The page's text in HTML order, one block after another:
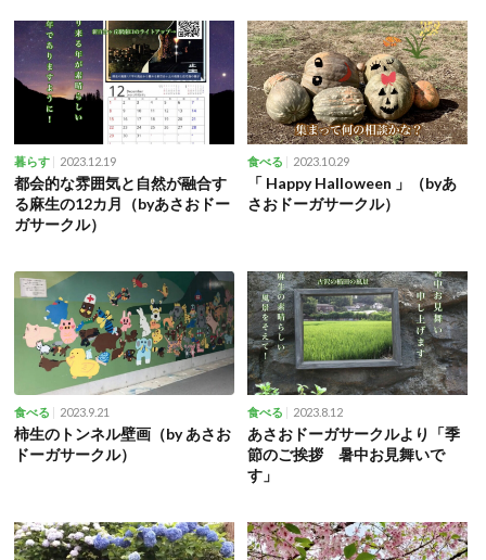
暮らす 2023.12.19
都会的な雰囲気と自然が融合す
る麻生の12カ月（byあさおドー
ガサークル）
食べる 2023.10.29
「 Happy Halloween 」（byあ
さおドーガサークル）
食べる 2023.9.21
柿生のトンネル壁画（by あさお
ドーガサークル）
食べる 2023.8.12
あさおドーガサークルより「季
節のご挨拶 暑中お見舞いで
す」